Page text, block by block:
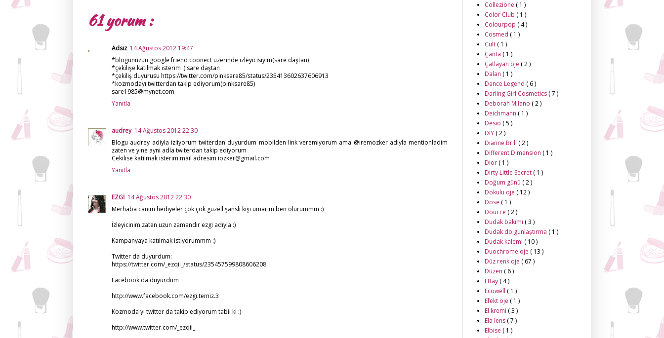
61 yorum :
Adsız 14 Ağustos 2012 19:47
*blogunuzun google friend coonect üzerinde izleyicisiyim(sare daştan)
*çekilişe katılmak isterim :) sare daştan
*çekiliş duyurusu https://twitter.com/pinksare85/status/235413602637606913
*kozmodayı twitterdan takip ediyorum(pinksare85)
sare1985@mynet.com
Yanıtla
audrey 14 Ağustos 2012 22:30
Blogu audrey adiyla izliyorum twiterdan duyurdum mobilden link veremiyorum ama @iremozker adiyla mentionladim
zaten ve yine ayni adla twiterdan takip ediyorum
Cekilise katilmak isterim mail adresim iozker@gmail.com
Yanıtla
EZGİ 14 Ağustos 2012 22:30
Merhaba canım hediyeler çok çok güzell şanslı kişi umarım ben olurummm :)
İzleyicinim zaten uzun zamandır ezgi adıyla :)
Kampanyaya katılmak istiyorummm :)
Twitter da duyurdum:
https://twitter.com/_ezqii_/status/235457599808606208
Facebook da duyurdum :
http://www.facebook.com/ezgi.temiz.3
Kozmoda yı twitter da takip ediyorum tabii ki :)
http://www.twitter.com/_ezqii_
Collezione ( 1 )
Color Club ( 1 )
Colourpop ( 4 )
Cosmed ( 1 )
Cult ( 1 )
Çanta ( 1 )
Çatlayan oje ( 2 )
Dalan ( 1 )
Dance Legend ( 6 )
Darling Girl Cosmetics ( 7 )
Deborah Milano ( 2 )
Deichmann ( 1 )
Desio ( 5 )
DIY ( 2 )
Dianne Brill ( 2 )
Different Dimension ( 1 )
Dior ( 1 )
Dirty Little Secret ( 1 )
Doğum günü ( 2 )
Dokulu oje ( 12 )
Dose ( 1 )
Doucce ( 2 )
Dudak bakımı ( 3 )
Dudak dolgunlaştırma ( 1 )
Dudak kalemi ( 10 )
Duochrome oje ( 13 )
Düz renk oje ( 67 )
Düzen ( 6 )
EBay ( 4 )
Ecowell ( 1 )
Efekt oje ( 1 )
El kremi ( 3 )
Ela lens ( 7 )
Elbise ( 1 )